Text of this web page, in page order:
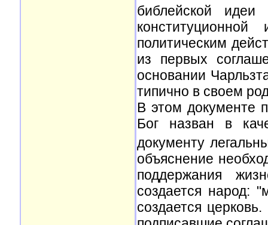
библейской идеи
политическим
из первых
основании
типично в своем
В этом документе
Бог назван в
документу
объяснение
поддержания
создается народ:
создается